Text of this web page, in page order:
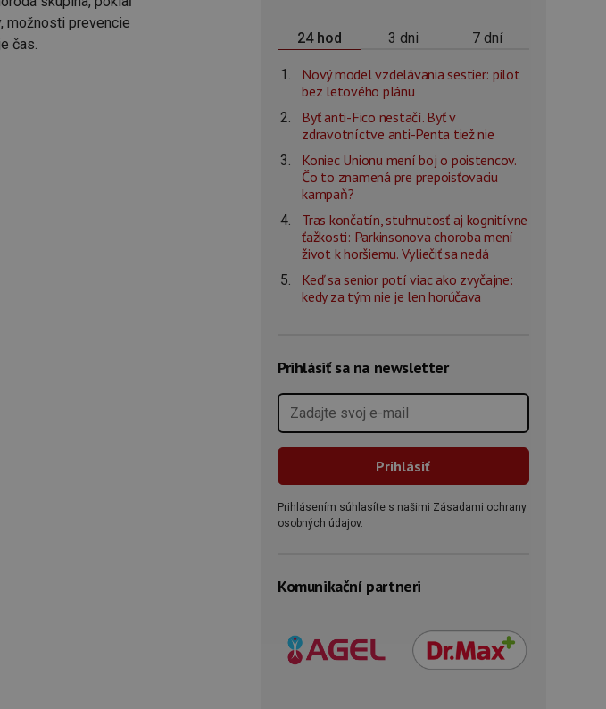
možnosti prevencie
čas.
24 hod 3 dni 7 dní
Nový model vzdelávania sestier: pilot
bez letového plánu
Byť anti-Fico nestačí. Byť v
zdravotníctve anti-Penta tiež nie
Koniec Unionu mení boj o poistencov.
Čo to znamená pre prepoisťovaciu
kampaň?
Tras končatín, stuhnutosť aj kognitívne
ťažkosti: Parkinsonova choroba mení
život k horšiemu. Vyliečiť sa nedá
Keď sa senior potí viac ako zvyčajne:
kedy za tým nie je len horúčava
Prihlásiť sa na newsletter
Prihlásením súhlasíte s našimi Zásadami ochrany
osobných údajov.
Komunikační partneri